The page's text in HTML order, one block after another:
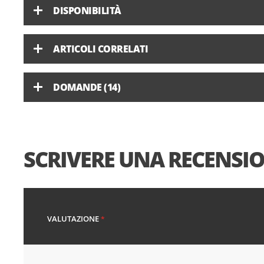
DISPONIBILITÀ
ARTICOLI CORRELATI
DOMANDE (14)
SCRIVERE UNA
VALUTAZIONE